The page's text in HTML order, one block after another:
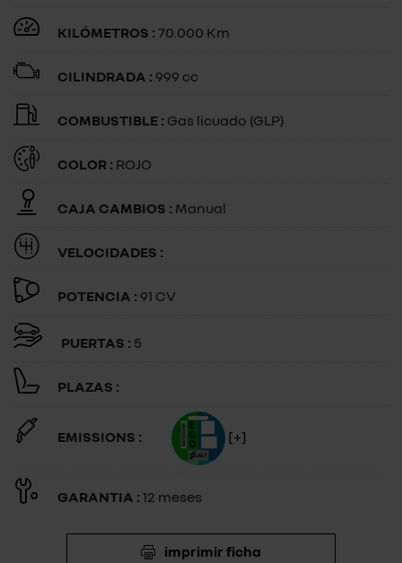
KILÓMETROS : 70.000 Km
CILINDRADA : 999 cc
COMBUSTIBLE : Gas licuado (GLP)
COLOR : ROJO
CAJA CAMBIOS : Manual
VELOCIDADES :
POTENCIA : 91 CV
PUERTAS : 5
PLAZAS :
EMISSIONS : [+]
GARANTIA : 12 meses
imprimir ficha